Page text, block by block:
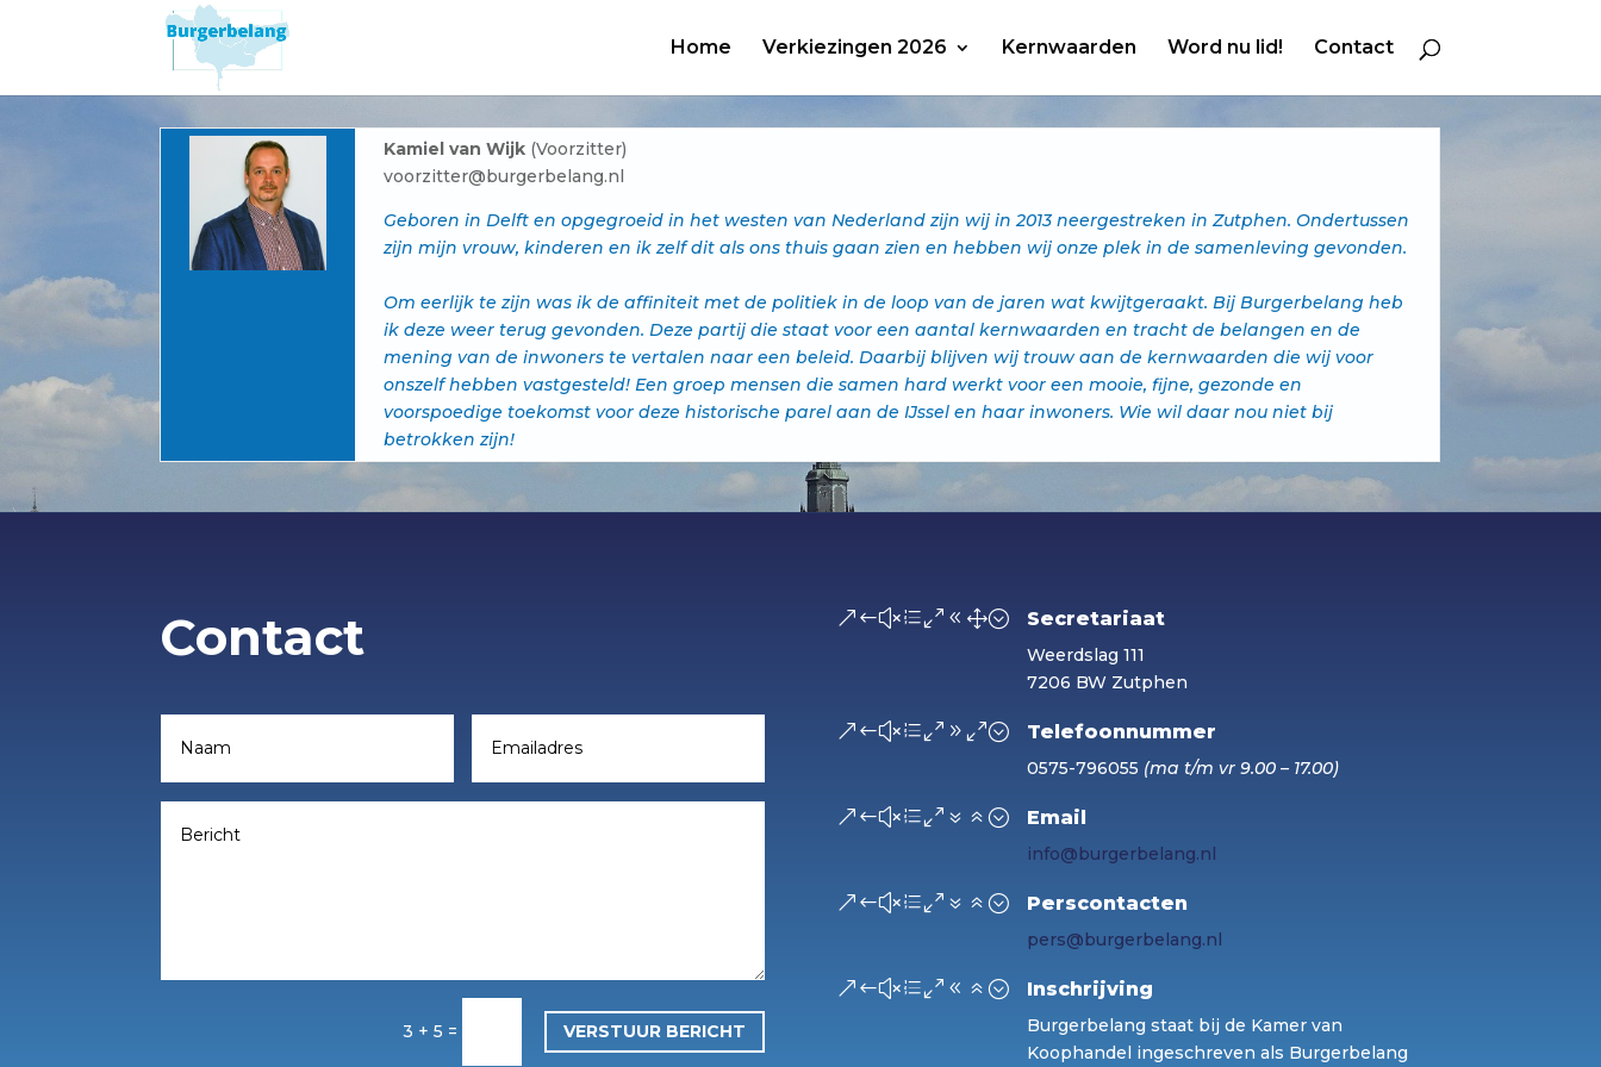
Home Verkiezingen 2026 Kernwaarden Word nu lid! Contact
Kamiel van Wijk (Voorzitter)
voorzitter@burgerbelang.nl
Geboren in Delft en opgegroeid in het westen van Nederland zijn wij in 2013 neergestreken in Zutphen. Ondertussen
zijn mijn vrouw, kinderen en ik zelf dit als ons thuis gaan zien en hebben wij onze plek in de samenleving gevonden.
Om eerlijk te zijn was ik de affiniteit met de politiek in de loop van de jaren wat kwijtgeraakt. Bij Burgerbelang heb
ik deze weer terug gevonden. Deze partij die staat voor een aantal kernwaarden en tracht de belangen en de
mening van de inwoners te vertalen naar een beleid. Daarbij blijven wij trouw aan de kernwaarden die wij voor
onszelf hebben vastgesteld! Een groep mensen die samen hard werkt voor een mooie, fijne, gezonde en
voorspoedige toekomst voor deze historische parel aan de IJssel en haar inwoners. Wie wil daar nou niet bij
betrokken zijn!
Contact
3 + 5 = VERSTUUR BERICHT
&#xe081; Secretariaat
Weerdslag 111
7206 BW Zutphen
&#xe090; Telefoonnummer
0575-796055 (ma t/m vr 9.00 – 17.00)
&#xe076; Email
info@burgerbelang.nl
&#xe076; Perscontacten
pers@burgerbelang.nl
&#xe086; Inschrijving
Burgerbelang staat bij de Kamer van
Koophandel ingeschreven als Burgerbelang